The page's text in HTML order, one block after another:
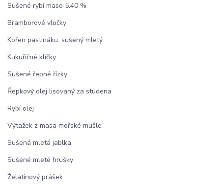
Sušené rybí maso 5.40 %
Bramborové vločky
Kořen pastináku. sušený mletý
Kukuřičné klíčky
Sušené řepné řízky
Řepkový olej lisovaný za studena
Rybí olej
Výtažek z masa mořské mušle
Sušená mletá jablka
Sušené mleté hrušky
Želatinový prášek